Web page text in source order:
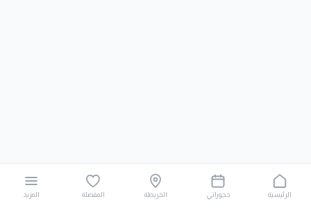
الرئيسية حجوزاتي الخريطة المفضلة المزيد